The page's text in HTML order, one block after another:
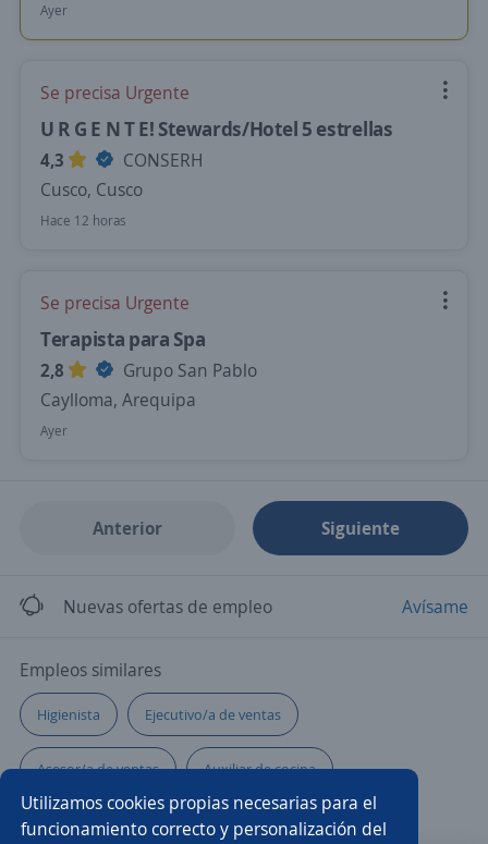
Ayer
Se precisa Urgente
U R G E N T E! Stewards/Hotel 5 estrellas
4,3
CONSERH
Cusco, Cusco
Hace 12 horas
Se precisa Urgente
Terapista para Spa
2,8
Grupo San Pablo
Caylloma, Arequipa
Ayer
Anterior Siguiente
Nuevas ofertas de empleo Avísame
Empleos similares
Higienista Ejecutivo/a de ventas
Asesor/a de ventas Auxiliar de cocina
Ayudante de cocina Restaurantes
Utilizamos cookies propias necesarias para el
funcionamiento correcto y personalización del